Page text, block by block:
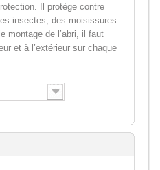
Il protège contre
insectes, des moisissures
montage de l’abri, il faut
et à l’extérieur sur chaque